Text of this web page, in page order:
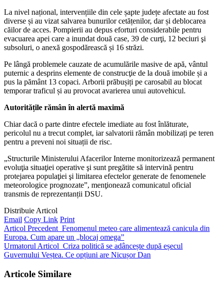
La nivel național, intervențiile din cele șapte județe afectate au fost
diverse și au vizat salvarea bunurilor cetățenilor, dar și deblocarea
căilor de acces. Pompierii au depus eforturi considerabile pentru
evacuarea apei care a inundat două case, 39 de curţi, 12 beciuri şi
subsoluri, o anexă gospodărească și 16 străzi.
Pe lângă problemele cauzate de acumulările masive de apă, vântul
puternic a desprins elemente de construcţie de la două imobile și a
pus la pământ 13 copaci. Arborii prăbușiți pe carosabil au blocat
temporar traficul și au provocat avarierea unui autovehicul.
Autoritățile rămân în alertă maximă
Chiar dacă o parte dintre efectele imediate au fost înlăturate,
pericolul nu a trecut complet, iar salvatorii rămân mobilizați pe teren
pentru a preveni noi situații de risc.
„Structurile Ministerului Afacerilor Interne monitorizează permanent
evoluţia situaţiei operative şi sunt pregătite să intervină pentru
protejarea populaţiei şi limitarea efectelor generate de fenomenele
meteorologice prognozate”, menţionează comunicatul oficial
transmis de reprezentanții DSU.
Distribuie Articol
Email Copy Link Print
Articol Precedent Fenomenul meteo care alimentează canicula din
Europa. Cum apare un „blocaj omega”
Urmatorul Articol Criza politică se adâncește după eșecul
Guvernului Veștea. Ce opțiuni are Nicușor Dan
Articole Similare